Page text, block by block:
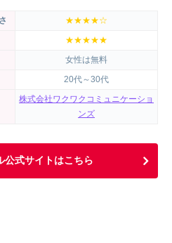
★★★★☆
★★★★★
女性は無料
20代～30代
株式会社ワクワクコミュニケーショ
ンズ
公式サイトはこちら